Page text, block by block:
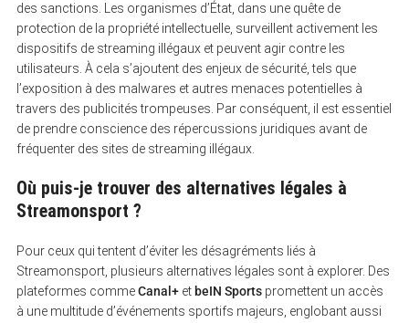
des sanctions. Les organismes d’État, dans une quête de
protection de la propriété intellectuelle, surveillent activement les
dispositifs de streaming illégaux et peuvent agir contre les
utilisateurs. À cela s’ajoutent des enjeux de sécurité, tels que
l’exposition à des malwares et autres menaces potentielles à
travers des publicités trompeuses. Par conséquent, il est essentiel
de prendre conscience des répercussions juridiques avant de
fréquenter des sites de streaming illégaux.
Où puis-je trouver des alternatives légales à
Streamonsport ?
Pour ceux qui tentent d’éviter les désagréments liés à
Streamonsport, plusieurs alternatives légales sont à explorer. Des
plateformes commeCanal+et beIN Sportspromettent un accès
à une multitude d’événements sportifs majeurs, englobant aussi